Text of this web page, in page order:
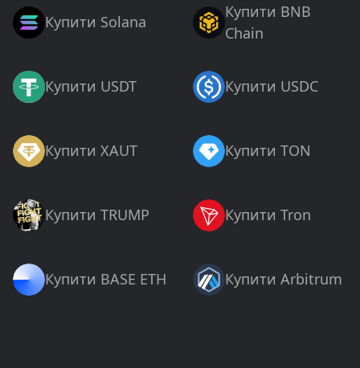
Купити Solana
Купити BNB
Chain
Купити USDT Купити USDC
Купити XAUT Купити TON
Купити TRUMP Купити Tron
Купити BASE ETH Купити Arbitrum